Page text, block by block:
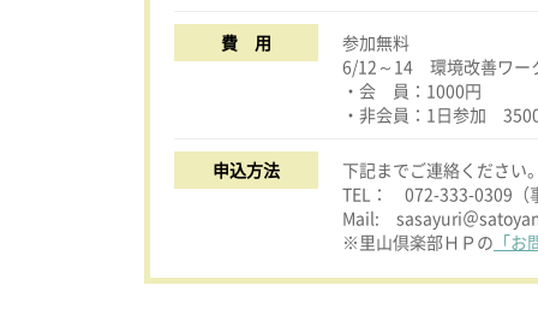
費 用
参加無料
6/12～14 環境改善ワー
・会 員：1000円
・非会員：1日参加
申込方法
下記までご連絡ください
TEL： 072-333-0309（
Mail: sasayuri＠
※里山倶楽部ＨＰの 「